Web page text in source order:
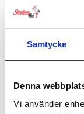
Samtycke
Denna
Vi använder
299 kr– 749